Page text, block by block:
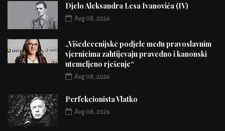
Djelo Aleksandra Lesa Ivanovića (IV)
Avg 08, 2026
„Višedecenijske podjele među pravoslavnim
vjernicima zahtijevaju pravedno i kanonski
utemeljeno rješenje“
Avg 08, 2026
Perfekcionista Vlatko
Avg 08, 2026